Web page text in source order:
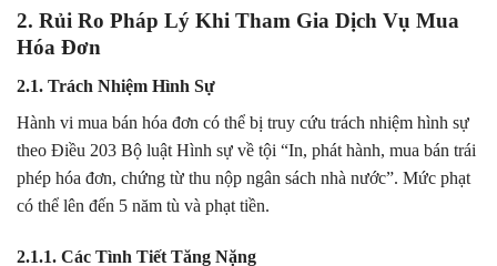
2. Rủi Ro Pháp Lý Khi Tham Gia Dịch Vụ Mua
Hóa Đơn
2.1. Trách Nhiệm Hình Sự
Hành vi mua bán hóa đơn có thể bị truy cứu trách nhiệm hình sự
theo Điều 203 Bộ luật Hình sự về tội “In, phát hành, mua bán trái
phép hóa đơn, chứng từ thu nộp ngân sách nhà nước”. Mức phạt
có thể lên đến 5 năm tù và phạt tiền.
2.1.1. Các Tình Tiết Tăng Nặng